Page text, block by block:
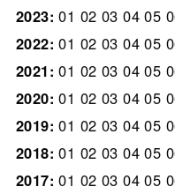
2023:01 02 03 04 05
2022:01 02 03 04 05
2021:01 02 03 04 05
2020:01 02 03 04 05
2019:01 02 03 04 05
2018:01 02 03 04 05
2017:01 02 03 04 05